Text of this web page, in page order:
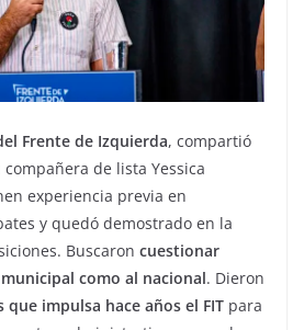
Frente de Izquierda, compartió
de lista Yessica
experiencia previa en
y quedó demostrado en la
Buscaron cuestionar
como al nacional. Dieron
que impulsa hace años el FIT para